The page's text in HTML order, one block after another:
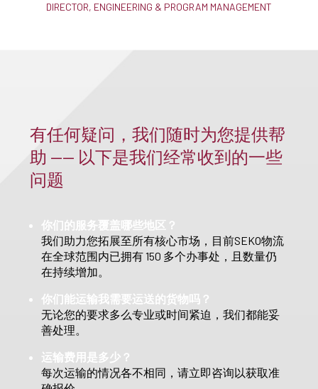
DIRECTOR, ENGINEERING & PROGRAM MANAGEMENT
有任何疑问，我们随时为您提供帮
助 —— 以下是我们经常收到的一些
问题
你们的服务覆盖哪些地区？
我们助力您拓展至所有核心市场，目前SEKO物流
在全球范围内已拥有 150 多个办事处，且数量仍
在持续增加。
你们能运输我需要运送的货物吗？
无论您的要求多么专业或时间紧迫，我们都能妥
善处理。
运输费用是多少？
每次运输的情况各不相同，请立即咨询以获取准